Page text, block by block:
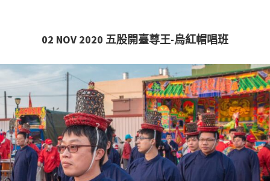
02 NOV 2020 五股開臺尊王-烏紅帽唱班